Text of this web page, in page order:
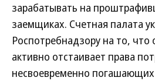
зарабатывать на
заемщиках. Счетная палата
Роспотребнадзору на то, что
активно отстаивает права
несвоевременно